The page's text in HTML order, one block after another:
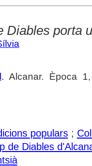
Diables porta
. Alcanar. Època
populars;
de Diables